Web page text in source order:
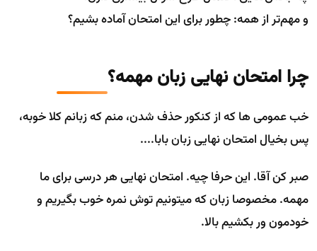
و مهم‌تر از همه: چطور برای این امتحان آماده بشیم؟
چرا امتحان نهایی زبان مهمه؟
خب عمومی ها که از کنکور حذف شدن، منم که زبانم کلا خوبه،
پس بخیال امتحان نهایی زبان بابا....
صبر کن آقا. این حرفا چیه. امتحان نهایی هر درسی برای ما
مهمه. مخصوصا زبان که میتونیم توش نمره خوب بگیریم و
خودمون ور بکشیم بالا.